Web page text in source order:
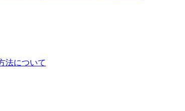
法について